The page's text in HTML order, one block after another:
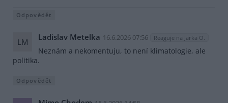
Odpovědět
LM Ladislav Metelka 16.6.2026 07:56 Reaguje na Jarka O.
Neznám a nekomentuju, to není klimatologie, ale
politika.
Odpovědět